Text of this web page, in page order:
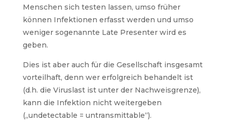
Menschen sich testen lassen, umso früher
können Infektionen erfasst werden und umso
weniger sogenannte Late Presenter wird es
geben.
Dies ist aber auch für die Gesellschaft insgesamt
vorteilhaft, denn wer erfolgreich behandelt ist
(d.h. die Viruslast ist unter der Nachweisgrenze),
kann die Infektion nicht weitergeben
(„undetectable = untransmittable“).